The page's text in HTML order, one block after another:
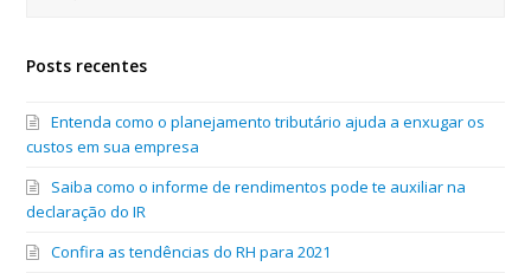
Posts recentes
Entenda como o planejamento tributário ajuda a enxugar os
custos em sua empresa
Saiba como o informe de rendimentos pode te auxiliar na
declaração do IR
Confira as tendências do RH para 2021